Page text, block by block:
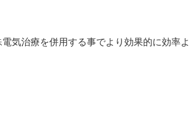
気治療を併用する事でより効果的に効率